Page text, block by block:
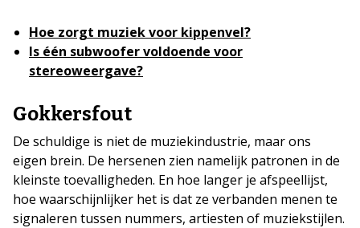
Hoe zorgt muziek voor kippenvel?
Is één subwoofer voldoende voor
stereoweergave?
Gokkersfout
De schuldige is niet de muziekindustrie, maar ons
eigen brein. De hersenen zien namelijk patronen in de
kleinste toevalligheden. En hoe langer je afspeellijst,
hoe waarschijnlijker het is dat ze verbanden menen te
signaleren tussen nummers, artiesten of muziekstijlen.